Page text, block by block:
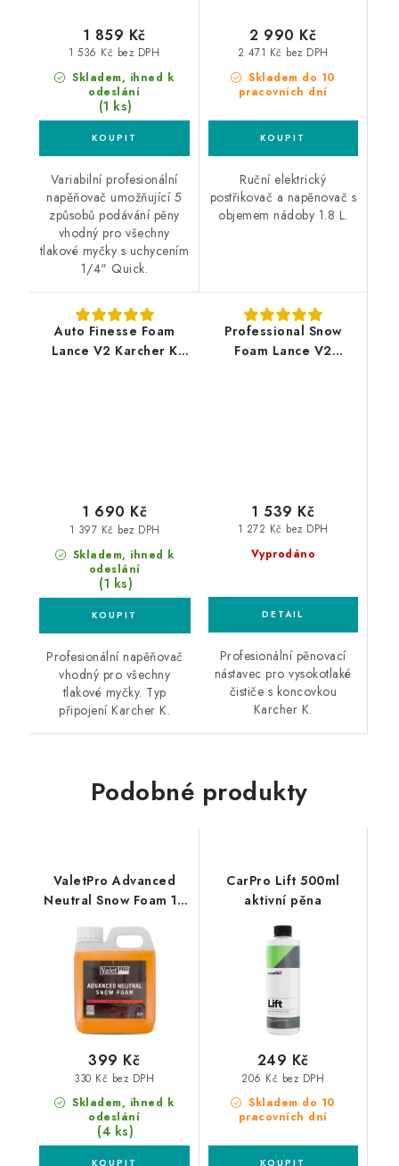
Skladem, ihned k
odeslání
(1 ks)
1 536 Kč bez DPH
1 859 Kč
Variabilní profesionální
napěňovač umožňující 5
způsobů podávání pěny
vhodný pro všechny
tlakové myčky s uchycením
1/4" Quick.
Skladem do 10
pracovních dní
2 471 Kč bez DPH
2 990 Kč
Ruční elektrický
postřikovač a napěnovač s
objemem nádoby 1.8 L.
Auto Finesse Foam
Lance V2 Karcher K
Skladem, ihned k
odeslání
(1 ks)
1 397 Kč bez DPH
1 690 Kč
Profesionální napěňovač
vhodný pro všechny
tlakové myčky. Typ
připojení Karcher K.
Professional Snow
Foam Lance V2
Vyprodáno
1 272 Kč bez DPH
1 539 Kč
Profesionální pěnovací
nástavec pro vysokotlaké
čističe s koncovkou
Karcher K.
Podobné produkty
ValetPro Advanced
Neutral Snow Foam 1L
Skladem, ihned k
odeslání
(4 ks)
330 Kč bez DPH
399 Kč
CarPro Lift 500ml
aktivní pěna
Skladem do 10
pracovních dní
206 Kč bez DPH
249 Kč